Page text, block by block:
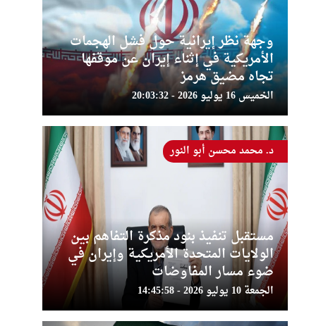
وجهة نظر إيرانية حول فشل الهجمات
الأمريكية في إثناء إيران عن موقفها
تجاه مضيق هرمز
الخميس 16 يوليو 2026 - 20:03:32
مستقبل تنفيذ بنود مذكرة التفاهم بين
الولايات المتحدة الأمريكية وإيران في
ضوء مسار المفاوضات
الجمعة 10 يوليو 2026 - 14:45:58
د. محمد محسن أبو النور